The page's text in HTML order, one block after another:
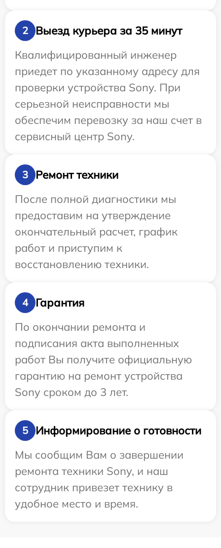
2
Выезд курьера за 35 минут
Квалифицированный инженер
приедет по указанному адресу для
проверки устройства Sony. При
серьезной неисправности мы
обеспечим перевозку за наш счет в
сервисный центр Sony.
3
Ремонт техники
После полной диагностики мы
предоставим на утверждение
окончательный расчет, график
работ и приступим к
восстановлению техники.
4
Гарантия
По окончании ремонта и
подписания акта выполненных
работ Вы получите официальную
гарантию на ремонт устройства
Sony сроком до 3 лет.
5
Информирование о готовности
Мы сообщим Вам о завершении
ремонта техники Sony, и наш
сотрудник привезет технику в
удобное место и время.